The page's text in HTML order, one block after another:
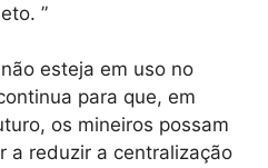
”
esteja em uso no
para que, em
os mineiros possam
a reduzir a centralização